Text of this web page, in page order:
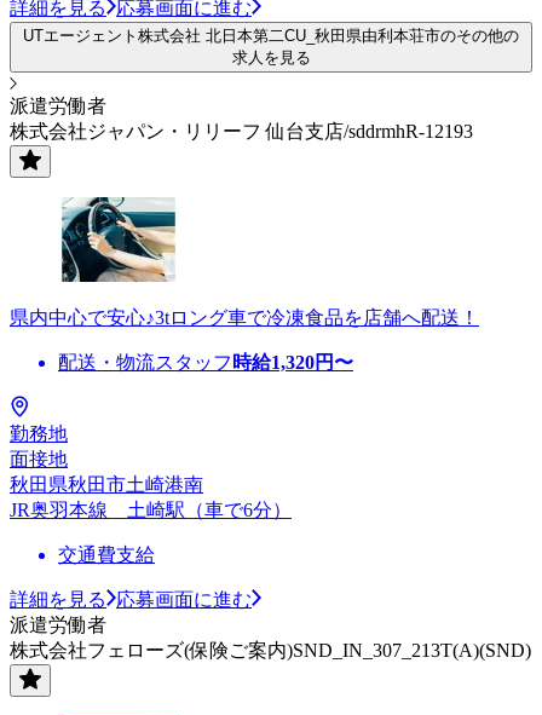
詳細を見る 応募画面に進む
UTエージェント株式会社 北日本第二CU_秋田県由利本荘市のその他の
求人を見る
派遣労働者
株式会社ジャパン・リリーフ 仙台支店/sddrmhR-12193
県内中心で安心♪3tロング車で冷凍食品を店舗へ配送！
配送・物流スタッフ 時給1,320円〜
勤務地
面接地
秋田県秋田市土崎港南
JR奥羽本線 土崎駅（車で6分）
交通費支給
詳細を見る
応募画面に進む
派遣労働者
株式会社フェローズ(保険ご案内)SND_IN_307_213T(A)(SND)